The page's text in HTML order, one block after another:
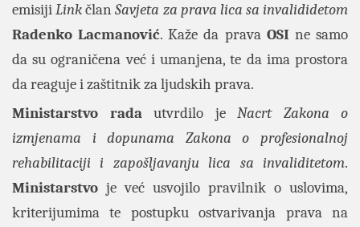
emisijiLinkčlanSavjeta za prava lica sa invalididetom
Radenko Lacmanović. Kaže da prava OSI ne samo
da su ograničena već i umanjena, te da ima prostora
da reaguje i zaštitnik za ljudskih prava.
Ministarstvo radautvrdilo je Nacrt Zakona o
izmjenama i dopunama Zakona o profesionalnoj
rehabilitaciji i zapošljavanju lica sa invaliditetom.
Ministarstvo je već usvojilo pravilnik o uslovima,
kriterijumima te postupku ostvarivanja prava na